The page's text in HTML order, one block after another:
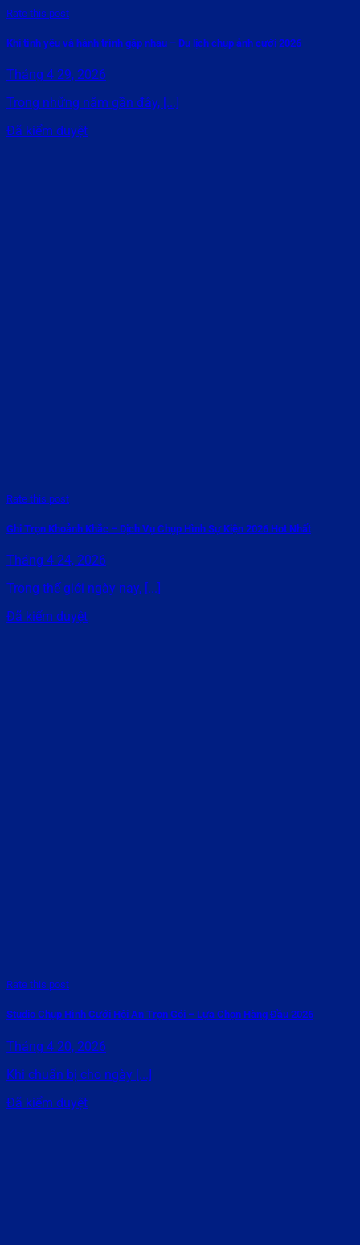
Rate this post
Khi tình yêu và hành trình gặp nhau – Du lịch chụp ảnh cưới 2026
Tháng 4 29, 2026
Trong những năm gần đây, [...]
Đã kiểm duyệt
Rate this post
Ghi Trọn Khoảnh Khắc – Dịch Vụ Chụp Hình Sự Kiện 2026 Hot Nhất
Tháng 4 24, 2026
Trong thế giới ngày nay, [...]
Đã kiểm duyệt
Rate this post
Studio Chụp Hình Cưới Hội An Trọn Gói – Lựa Chọn Hàng Đầu 2026
Tháng 4 20, 2026
Khi chuẩn bị cho ngày [...]
Đã kiểm duyệt